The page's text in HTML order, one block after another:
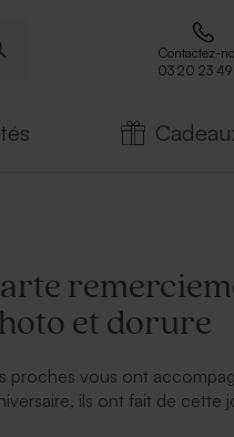
Contactez-
03 20 23 49
et dorure
proches vous ont
ils ont fait de cette